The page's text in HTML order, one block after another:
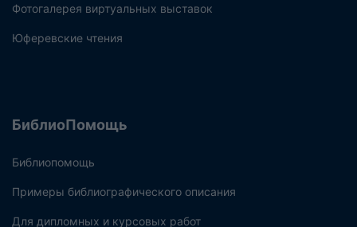
Фотогалерея виртуальных выставок
Юферевские чтения
БиблиоПомощь
Библиопомощь
Примеры библиографического описания
Для дипломных и курсовых работ